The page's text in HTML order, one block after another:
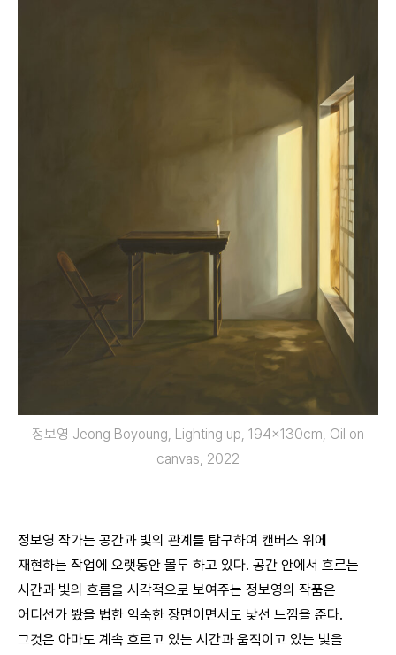
정보영 Jeong Boyoung, Lighting up, 194x130cm, Oil on
canvas, 2022
정보영 작가는 공간과 빛의 관계를 탐구하여 캔버스 위에
재현하는 작업에 오랫동안 몰두 하고 있다. 공간 안에서 흐르는
시간과 빛의 흐름을 시각적으로 보여주는 정보영의 작품은
어디선가 봤을 법한 익숙한 장면이면서도 낯선 느낌을 준다.
그것은 아마도 계속 흐르고 있는 시간과 움직이고 있는 빛을